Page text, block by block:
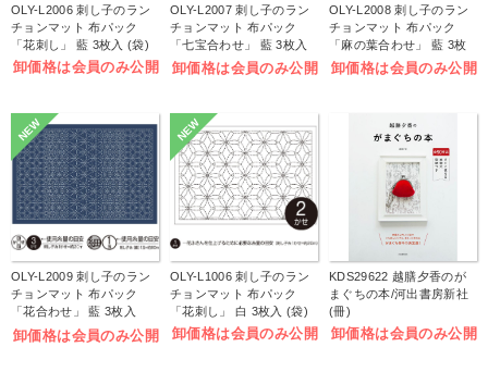
OLY-L2006 刺し子のラン
チョンマット 布パック
「花刺し」 藍 3枚入 (袋)
卸価格は会員のみ公開
OLY-L2007 刺し子のラン
チョンマット 布パック
「七宝合わせ」 藍 3枚入
(袋)
卸価格は会員のみ公開
OLY-L2008 刺し子のラン
チョンマット 布パック
「麻の葉合わせ」 藍 3枚
入 (袋)
卸価格は会員のみ公開
NEW
OLY-L2009 刺し子のラン
チョンマット 布パック
「花合わせ」 藍 3枚入
(袋)
卸価格は会員のみ公開
NEW
OLY-L1006 刺し子のラン
チョンマット 布パック
「花刺し」 白 3枚入 (袋)
卸価格は会員のみ公開
KDS29622 越膳夕香のが
まぐちの本/河出書房新社
(冊)
卸価格は会員のみ公開